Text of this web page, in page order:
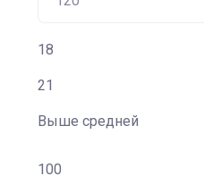
18
21
Выше средней
100